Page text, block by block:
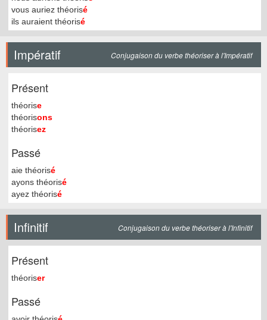
vous auriez théorisé
ils auraient théorisé
Impératif Conjugaison du verbe théoriser à l'Impératif
Présent
théorise
théorisons
théorisez
Passé
aie théorisé
ayons théorisé
ayez théorisé
Infinitif Conjugaison du verbe théoriser à l'Infinitif
Présent
théoriser
Passé